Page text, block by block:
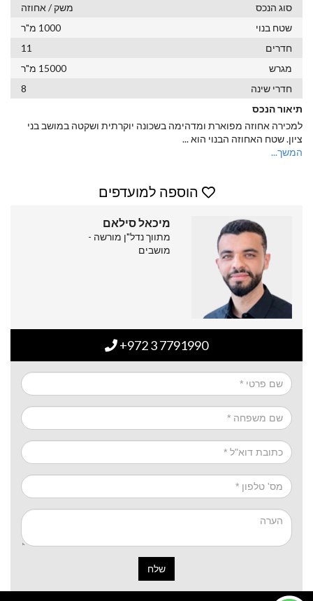
סוג הנכס
משק / אחוזה
שטח בנוי
1000 מ"ר
חדרים
11
מגרש
15000 מ"ר
חדרי שינה
8
תיאור הנכס
למכירה אחוזה מפוארת ומדהימה בשכונה יוקרתית ושקטה במושב בני
ציון. שטח האחוזה הבנוי הוא...
המשך...
הוספה למועדפים
מיכאל סילאם
מתווך נדל"ן מורשה -
מושבים
+972 3 7791990
שלח